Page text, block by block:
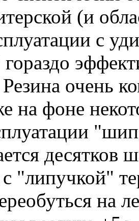
(и
с
очень
на фоне
десятков
"липучкой"
на